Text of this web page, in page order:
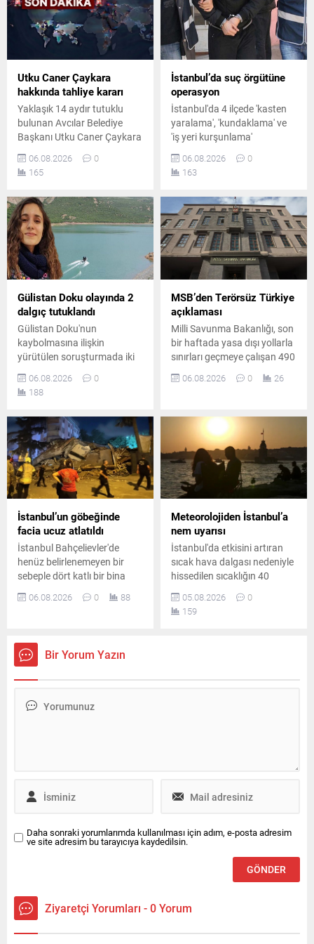
Utku Caner Çaykara
hakkında tahliye kararı
Yaklaşık 14 aydır tutuklu
bulunan Avcılar Belediye
Başkanı Utku Caner Çaykara
hakkında tahliye kararı
verildi. Kararın ardından
yargı sürecinin tutuksuz
öğrenildi.
06.08.2026
0
165
İstanbul’da suç örgütüne
operasyon
İstanbul'da 4 ilçede 'kasten
yaralama', 'kundaklama' ve
'iş yeri kurşunlama'
olaylarına karıştıkları
belirlenen suç örgütüne
yönelik düzenlenen
gözaltına alındı.
Operasyonda 1 çelik yelek ile
1 ruhsatsız tabanca ele
geçirildi.
06.08.2026
0
163
Gülistan Doku olayında 2
dalgıç tutuklandı
Gülistan Doku'nun
kaybolmasına ilişkin
yürütülen soruşturmada iki
suçlamasıyla tutuklandı.
Soruşturma kapsamında
barajda bulunan delillere
ilişkin iddialar yeniden
gündeme geldi.
06.08.2026
0
188
MSB’den Terörsüz Türkiye
açıklaması
Milli Savunma Bakanlığı, son
bir haftada yasa dışı yollarla
sınırları geçmeye çalışan 490
hudut hattında yaklaşık 8
06.08.2026 0 26
İstanbul’un göbeğinde
facia ucuz atlatıldı
İstanbul Bahçelievler'de
henüz belirlenemeyen bir
sebeple dört katlı bir bina
büyük bir gürültüyle yıkıldı.
Şans eseri daha önceden
güvenlik önlemleri alındı.
06.08.2026 0 88
Meteorolojiden İstanbul’a
nem uyarısı
İstanbul'da etkisini artıran
sıcak hava dalgası nedeniyle
hissedilen sıcaklığın 40
dereceye yaklaşması
bekleniyor. Gece saatlerinde
ise yüksek nem vatandaşları
05.08.2026
0
159
Bir Yorum Yazın
Daha sonraki yorumlarımda kullanılması için adım, e-posta adresim
ve site adresim bu tarayıcıya kaydedilsin.
Ziyaretçi Yorumları - 0 Yorum